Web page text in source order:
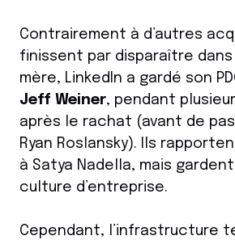
Contrairement à d’autres
finissent par disparaître dans
mère, LinkedIn a gardé son
Jeff Weiner, pendant
après le rachat (avant de
Ryan Roslansky). Ils
à Satya Nadella, mais
culture d’entreprise.
Cependant, l’infrastructure